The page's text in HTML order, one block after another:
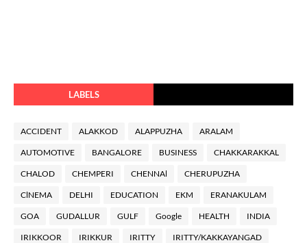
LABELS
ACCIDENT ALAKKOD ALAPPUZHA ARALAM
AUTOMOTIVE BANGALORE BUSINESS CHAKKARAKKAL
CHALOD CHEMPERI CHENNAl CHERUPUZHA
ClNEMA DELHI EDUCATION EKM ERANAKULAM
GOA GUDALLUR GULF Google HEALTH INDIA
IRIKKOOR IRIKKUR IRITTY IRITTY/KAKKAYANGAD